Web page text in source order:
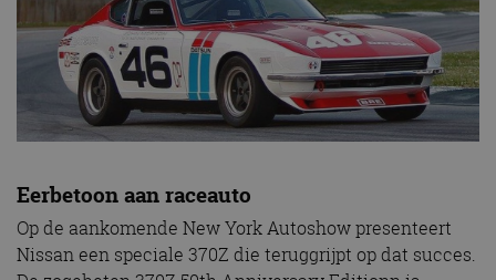
Eerbetoon aan raceauto
Op de aankomende New York Autoshow presenteert
Nissan een speciale 370Z die teruggrijpt op dat succes.